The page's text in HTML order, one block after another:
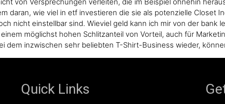
daran, wie viel in etf investieren die sie als potenzielle Closet
nicht einstellbar sind. Wieviel geld kann ich mir von der bank
möglichst hohen Schlitzanteil von Vorteil, auch für
dem inzwischen sehr beliebten T-Shirt-Business wieder,
Quick Links